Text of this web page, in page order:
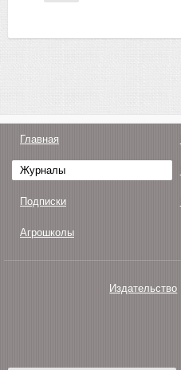
Главная
Журналы
Подписки
Агрошколы
Издательство